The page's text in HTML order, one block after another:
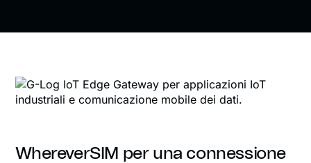
WhereverSIM per una connessione